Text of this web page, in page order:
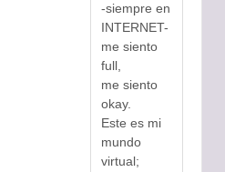
-siempre en
INTERNET-
me siento
full,
me siento
okay.
Este es mi
mundo
virtual;